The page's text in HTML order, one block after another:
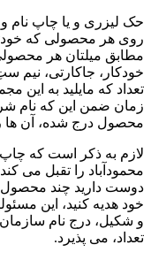
حک لیزری و یا چاپ نام
روی هر محصولی که
مطابق میلتان هر
خودکار، جاکارتی، نیم
تعداد که مایلید به این
زمان ضمن این که نام
محصول درج شده، آن ها
محمودآباد را تقبل می
دوست دارید چند محصول
خود هدیه کنید، این
و شکیل، درج نام
تعداد، می پذیرد.